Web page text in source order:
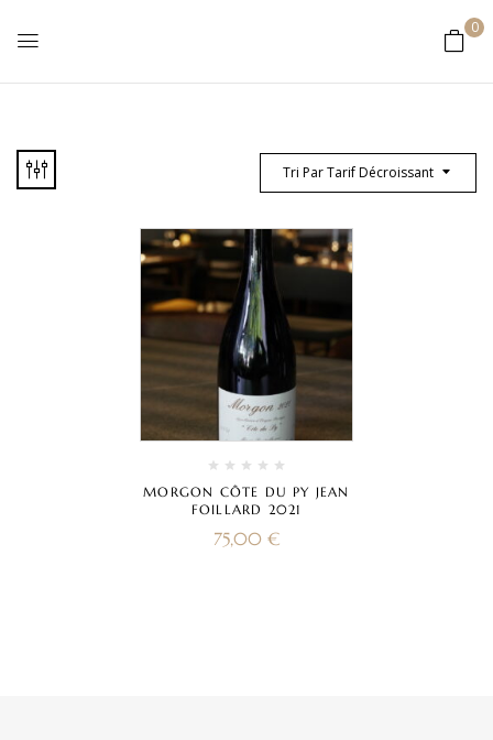
0
Tri Par Tarif Décroissant
MORGON CÔTE DU PY JEAN
FOILLARD 2021
75,00 €